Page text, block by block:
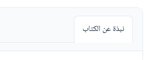
نبذة عن الكتاب